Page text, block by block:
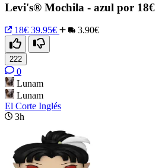
Levi's® Mochila - azul por 18€
18€ 39.95€ 3.90€
222
0
Lunam
Lunam
El Corte Inglés
3h